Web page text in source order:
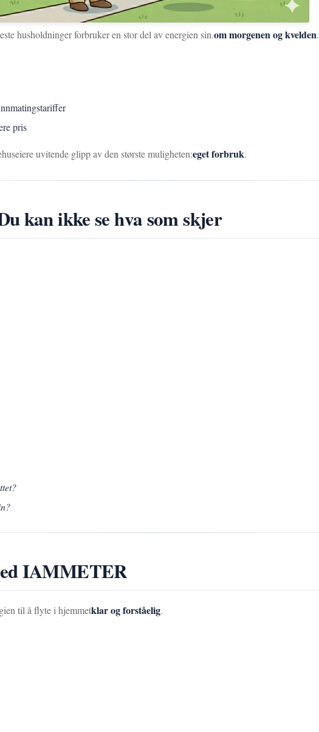
husholdninger forbruker en stor del av energien sin.om morgenen og kvelden.
pris
uvitende glipp av den største muligheten:eget forbruk.
kan ikke se hva som skjer
IAMMETER
til å flyte i hjemmetklar og forståelig.